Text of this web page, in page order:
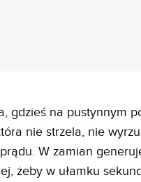
gdzieś na pustynnym
nie strzela, nie
W zamian
żeby w ułamku